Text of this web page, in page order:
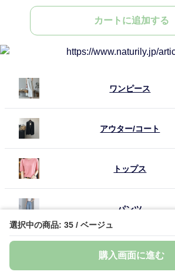
選択中の商品: 35 / ベージュ
購入画面に進む
カートに追加する
ワンピース
アウター/コート
トップス
パンツ
スカート